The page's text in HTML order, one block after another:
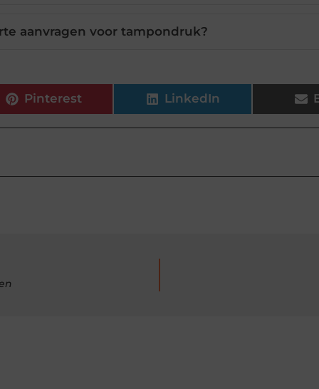
aanvragen voor tampondruk?
Pinterest LinkedIn